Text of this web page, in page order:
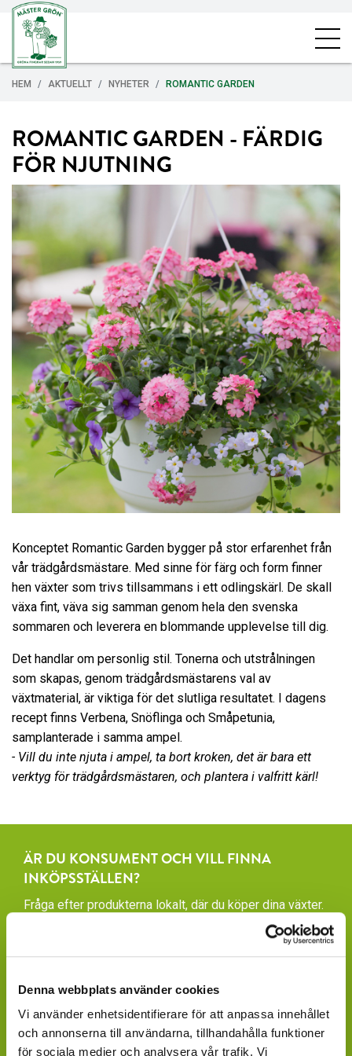
Denna webbplats använder cookies
Vi använder enhetsidentifierare för att anpassa innehållet
och annonserna till användarna, tillhandahålla funktioner
för sociala medier och analysera vår trafik. Vi
HEM AKTUELLT NYHETER ROMANTIC GARDEN
ROMANTIC GARDEN - FÄRDIG
FÖR NJUTNING
Konceptet Romantic Garden bygger på stor erfarenhet från
vår trädgårdsmästare. Med sinne för färg och form finner
hen växter som trivs tillsammans i ett odlingskärl. De skall
växa fint, väva sig samman genom hela den svenska
sommaren och leverera en blommande upplevelse till dig.
Det handlar om personlig stil. Tonerna och utstrålningen
som skapas, genom trädgårdsmästarens val av
växtmaterial, är viktiga för det slutliga resultatet. I dagens
recept finns Verbena, Snöflinga och Småpetunia,
samplanterade i samma ampel.
- Vill du inte njuta i ampel, ta bort kroken, det är bara ett
verktyg för trädgårdsmästaren, och plantera i valfritt kärl!
ÄR DU KONSUMENT OCH VILL FINNA
INKÖPSSTÄLLEN?
Fråga efter produkterna lokalt, där du köper dina växter.
Våra produkter finns under säsong tillgängliga att
beställa hos ett rikstäckande nätverk av återförsäljare
GARDENCENTER: Blomsterlandet, Granngården,
Hornbach, Plantagen, Bauhaus, Bogrönt och många
fristående GardenCenter och Handelsträdgårdar.